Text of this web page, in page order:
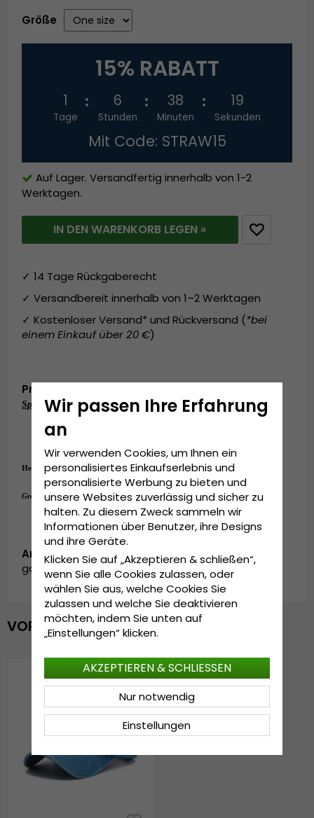
Größe
15% RABATT
1
Tage
6
Stunden
38
Minuten
19
Sekunden
Mit Code: STRAW15
Auf Lager. Versandfertig innerhalb von 1-2
Werktagen.
IN DEN WARENKORB LEGEN »
✓ 14 Tage Rückgaberecht
✓ Versandbereit innerhalb von 1–2 Werktagen
✓ Kostenloser Versand* und Rückversand (*bei
einem Einkauf über 20 €)
Produktbeskrivning
Spezifikationen:
Hergestellt aus
Einheitsgröße
Hergestellt aus:100% Baumwolle
Grösseninformationen: Einheitsgröße
Artikelnummer:
garda.cap.blue3
VOR KURZEM ANGESEHEN
Wir passen Ihre Erfahrung
an
Wir verwenden Cookies, um Ihnen ein
personalisiertes Einkaufserlebnis und
personalisierte Werbung zu bieten und
unsere Websites zuverlässig und sicher zu
halten. Zu diesem Zweck sammeln wir
Informationen über Benutzer, ihre Designs
und ihre Geräte.
Klicken Sie auf „Akzeptieren & schließen“,
wenn Sie alle Cookies zulassen, oder
wählen Sie aus, welche Cookies Sie
zulassen und welche Sie deaktivieren
möchten, indem Sie unten auf
„Einstellungen“ klicken.
Einstellungen
Nur notwendig
AKZEPTIEREN & SCHLIESSEN